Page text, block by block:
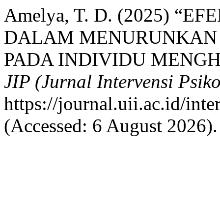
Amelya, T. D. (2025)
DALAM
PADA INDIVIDU
JIP (Jurnal Intervensi
https://journal.uii.ac.id/
(Accessed: 6 August 2026).